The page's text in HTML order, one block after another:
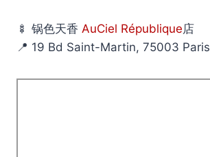
🍢 锅色天香 AuCiel République店
📍 19 Bd Saint-Martin, 75003 Paris